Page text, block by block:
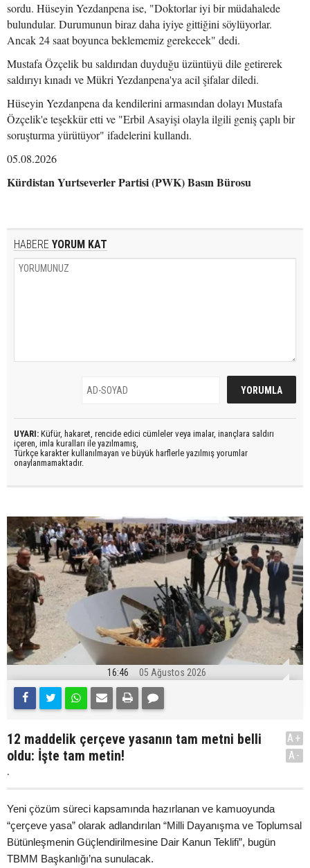
sordu. Hüseyin Yezdanpena ise, "Doktorlar iyi bir müdahalede
bulundular. Durumunun biraz daha iyiye gittiğini söylüyorlar.
Ancak 24 saat boyunca beklememiz gerekecek" dedi.
Mustafa Özçelik bu saldırıdan duyduğu üzüntüyü dile getirerek
saldırıyı kınadı ve Mükri Yezdanpena'ya acil şifalar diledi.
Hüseyin Yezdanpena da kendilerini armasından dolayı Mustafa
Özçelik'e teşekkür etti ve "Erbil Asayişi olayla ilgili geniş çaplı bir
soruşturma yürütüyor" ifadelerini kullandı.
05.08.2026
Kürdistan Yurtseverler Partisi (PWK) Basın Bürosu
HABERE YORUM KAT
UYARI: Küfür, hakaret, rencide edici cümleler veya imalar, inançlara saldırı
içeren, imla kuralları ile yazılmamış,
Türkçe karakter kullanılmayan ve büyük harflerle yazılmış yorumlar
onaylanmamaktadır.
16:46 05 Ağustos 2026
12 maddelik çerçeve yasanın tam metni belli
oldu: İşte tam metin!
.
A+
A-
Yeni çözüm süreci kapsamında hazırlanan ve kamuoyunda
“çerçeve yasa” olarak adlandırılan “Milli Dayanışma ve Toplumsal
Bütünleşmenin Güçlendirilmesine Dair Kanun Teklifi”, bugün
TBMM Başkanlığı’na sunulacak.